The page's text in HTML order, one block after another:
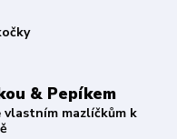
& Pepíkem
vlastním mazlíčkům k